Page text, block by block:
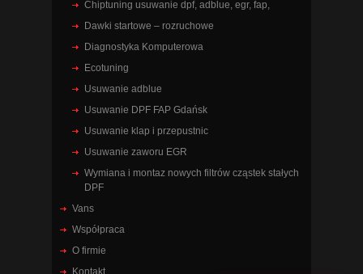
Chiptuning usuwanie dpf, adblue, egr, fap,
Dawki startowe – rozruchowe
Diagnostyka Komputerowa
Ecotuning
Usuwanie adblue
Usuwanie DPF FAP Gdańsk
Usuwanie klap i przepustnic
Usuwanie zaworu EGR
Wymiana i montaz nowych filtrów cząstek stałych
DPF
Vans
Współpraca
O firmie
Kontakt